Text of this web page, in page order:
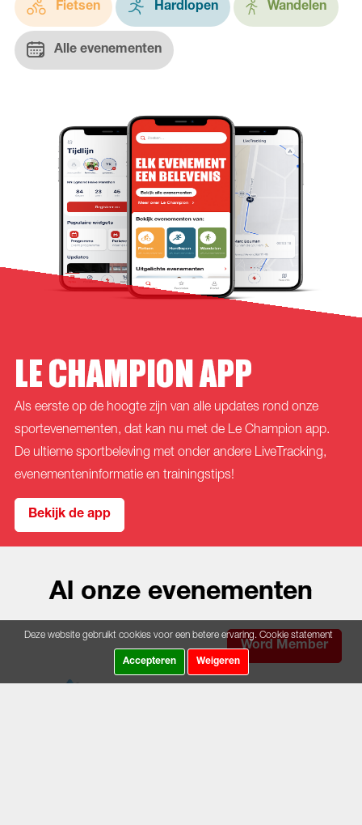
Fietsen Hardlopen Wandelen
Alle evenementen
LE CHAMPION APP
Als eerste op de hoogte zijn van alle updates rond onze
sportevenementen, dat kan nu met de Le Champion app.
De ultieme sportbeleving met onder andere LiveTracking,
evenementeninformatie en trainingstips!
Bekijk de app
Al onze evenementen
Word Member
Deze website gebruikt cookies voor een betere ervaring. Cookie statement
Accepteren Weigeren